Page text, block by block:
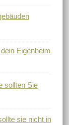
Eigenheim
sollten Sie
sie nicht in